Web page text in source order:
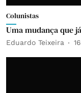
Colunistas
Uma mudança que
Eduardo Teixeira